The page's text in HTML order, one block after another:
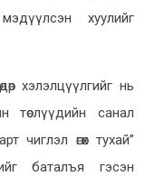
хуулийг
хэлэлцүүлгийг нь
төслүүдийн санал
чиглэл өгөх тухай”
баталъя гэсэн